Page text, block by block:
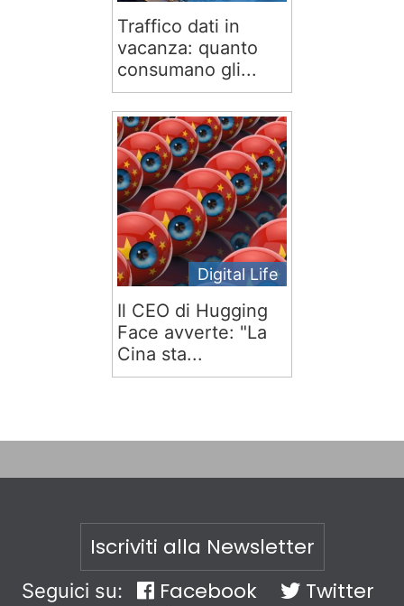
Traffico dati in
vacanza: quanto
consumano gli...
Digital Life
Il CEO di Hugging
Face avverte: "La
Cina sta...
Iscriviti alla Newsletter
Seguici su: Facebook
Twitter